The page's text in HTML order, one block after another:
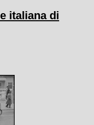
italiana di